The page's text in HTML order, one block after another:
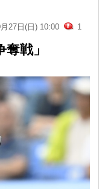
27日(日) 10:00 1
戦」